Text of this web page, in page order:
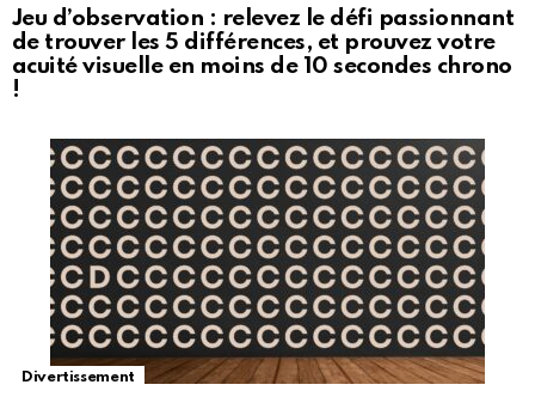
Jeu d’observation : relevez le défi passionnant
de trouver les 5 différences, et prouvez votre
acuité visuelle en moins de 10 secondes chrono
!
Divertissement